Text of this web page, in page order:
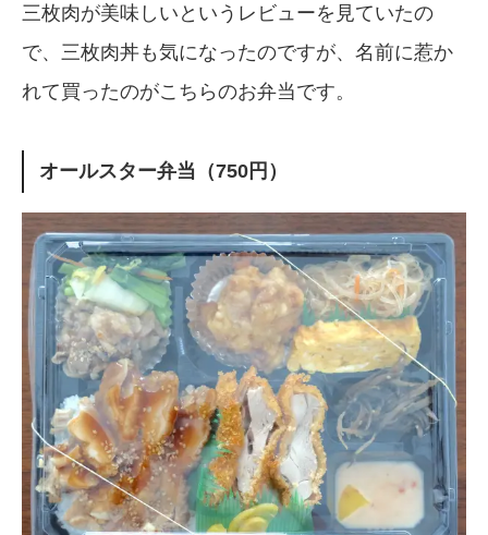
三枚肉が美味しいというレビューを見ていたの
で、三枚肉丼も気になったのですが、名前に惹か
れて買ったのがこちらのお弁当です。
オールスター弁当（750円）